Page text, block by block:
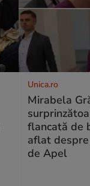
Unica.ro
Mirabela
flancată de
aflat
de Apel